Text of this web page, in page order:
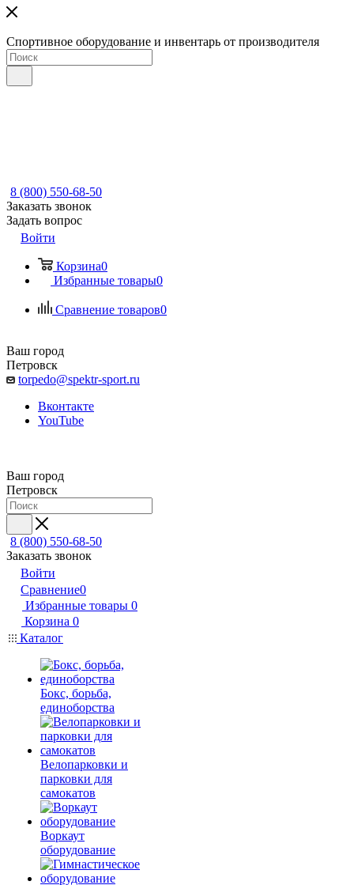
Спортивное оборудование и инвентарь от производителя
8 (800) 550-68-50
Заказать звонок
Задать вопрос
Войти
Корзина0
Избранные товары0
Сравнение товаров0
Ваш город
Петровск
torpedo@spektr-sport.ru
Вконтакте
YouTube
Ваш город
Петровск
8 (800) 550-68-50
Заказать звонок
Войти
Сравнение0
Избранные товары 0
Корзина 0
Каталог
Бокс, борьба,
единоборства
Велопарковки и
парковки для
самокатов
Воркаут
оборудование